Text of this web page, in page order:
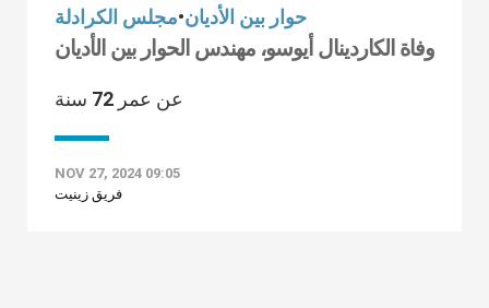
حوار بين الأديان•مجلس الكرادلة
وفاة الكاردينال أيوسو، مهندس الحوار بين الأديان
عن عمر 72 سنة
NOV 27, 2024 09:05
فريق زينيت